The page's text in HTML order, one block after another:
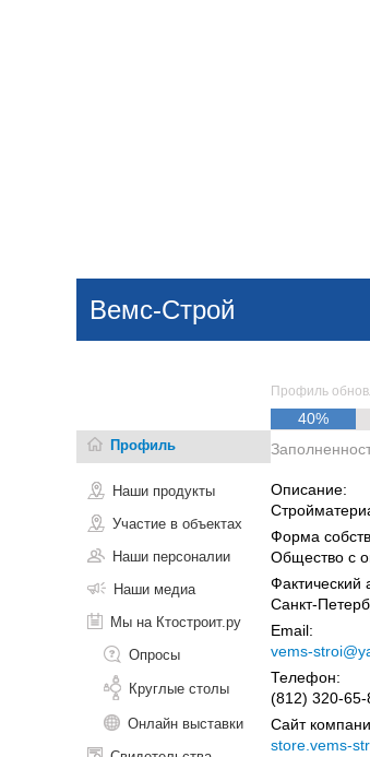
Поиск
НОВОСТИ
Вемс-Строй
Профиль
Наши продукты
Участие в объектах
Наши персоналии
Наши медиа
Мы на Ктостроит.ру
Опросы
Круглые столы
Онлайн выставки
Профиль
40%
Описание:
Форма
Общество с
Фактический
Санкт-
Email:
vems-
Телефон:
(812) 320-65-
Сайт
store.vems-